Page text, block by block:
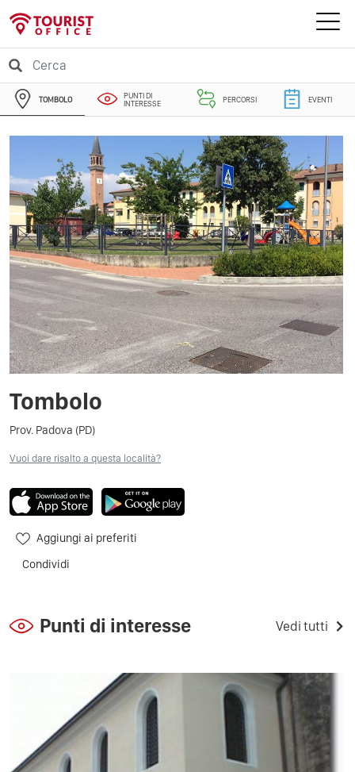
TOMBOLO
PUNTI DI
INTERESSE
PERCORSI EVENTI
Tombolo
Prov. Padova (PD)
Vuoi dare risalto a questa località?
Aggiungi ai preferiti
Condividi
Punti di interesse Vedi tutti